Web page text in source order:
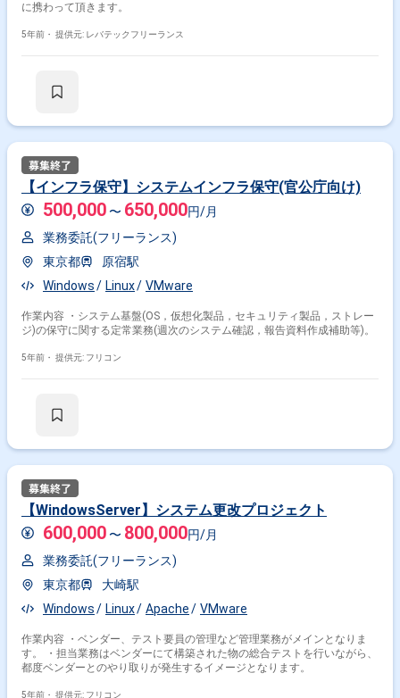
に携わって頂きます。
5年前・ 提供元: レバテックフリーランス
【インフラ保守】システムインフラ保守(官公庁向け)
500,000 〜 650,000円/月
業務委託(フリーランス)
東京都
原宿駅
Windows
Linux VMware
作業内容 ・システム基盤(OS，仮想化製品，セキュリティ製品，ストレー
ジ)の保守に関する定常業務(週次のシステム確認，報告資料作成補助等)。
5年前・ 提供元: フリコン
【WindowsServer】システム更改プロジェクト
600,000 〜 800,000円/月
業務委託(フリーランス)
東京都
大崎駅
Windows
Linux Apache VMware
作業内容 ・ベンダー、テスト要員の管理など管理業務がメインとなりま
す。 ・担当業務はベンダーにて構築された物の総合テストを行いながら、
都度ベンダーとのやり取りが発生するイメージとなります。
5年前・ 提供元: フリコン